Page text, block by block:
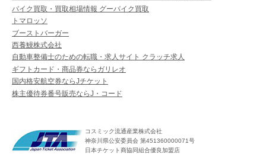
バイク買取・買取相場情報 グーバイク買取
トマロッソ
ブーストバーガー
西養鰻株式会社
自動車整備士のための転職・求人サイト クラッチ求人
ギフトカード・商品券ならガリレオ
国内格安航空券ならJチケット
株主優待券番号販売ならJ・コード
コスミック流通産業株式会社
神奈川県公安委員会 第451360000071号
日本チケット商協同組合優良加盟店